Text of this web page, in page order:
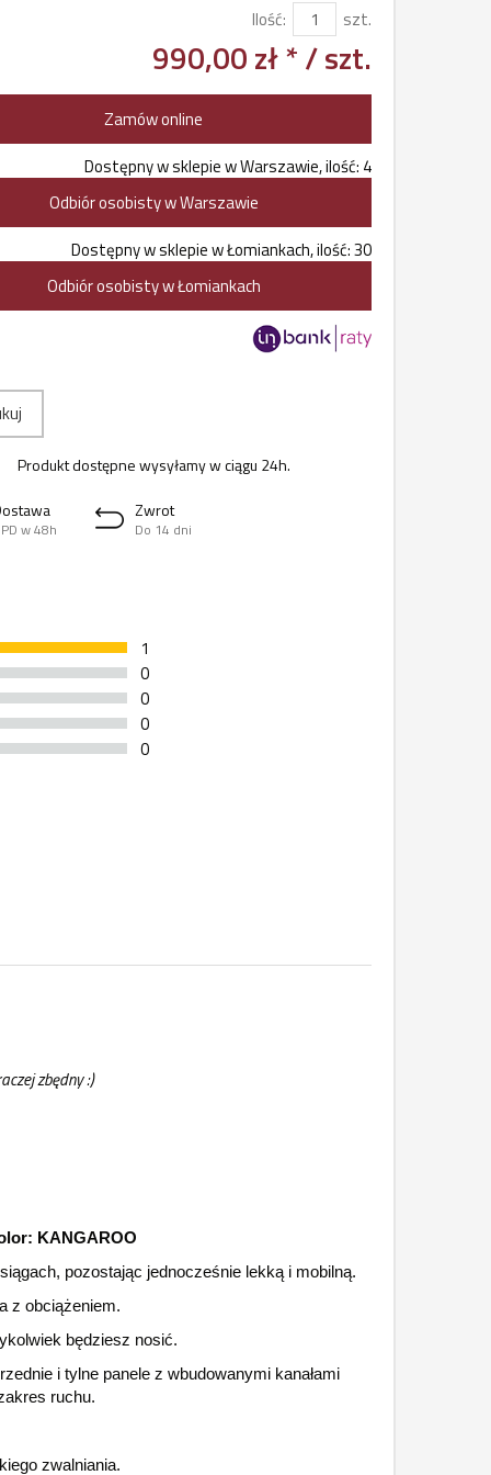
Ilość: szt.
990,00 zł */ szt.
Zamów online
Dostępny w sklepie w Warszawie, ilość: 4
Odbiór osobisty w Warszawie
Dostępny w sklepie w Łomiankach, ilość: 30
Odbiór osobisty w Łomiankach
Produkt dostępne wysyłamy w ciągu 24h.
w 48h
Zwrot
Do 14 dni
1
0
0
0
0
zbędny :)
KANGAROO
pozostając jednocześnie lekką i mobilną.
z obciążeniem.
będziesz nosić.
i tylne panele z wbudowanymi kanałami
ruchu.
zwalniania.